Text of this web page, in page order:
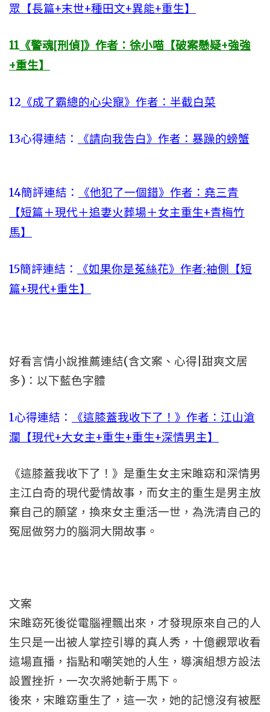
眾【長篇+末世+種田文+異能+重生】
11 《警魂[刑偵]》作者：徐小喵【破案懸疑+強強
+重生】
12 《成了霸總的心尖寵》作者：半截白菜
13心得連結： 《請向我告白》作者：暴躁的螃蟹
14簡評連結：
《他犯了一個錯》作者：堯三青
【短篇＋現代＋追妻火葬場＋女主重生+青梅竹
馬】
15簡評連結：
《如果你是菟絲花》作者:袖側【短
篇+現代+重生】
好看言情小說推薦連結(含文案、心得|甜爽文居
多)：以下藍色字體
1心得連結：
《這膝蓋我收下了！》作者：江山滄
瀾【現代+大女主+重生+重生+深情男主】
《這膝蓋我收下了！》是重生女主宋雎窈和深情男
主江白奇的現代愛情故事，而女主的重生是男主放
棄自己的願望，換來女主重活一世，為洗清自己的
冤屈做努力的腦洞大開故事。
文案
宋雎窈死後從電腦裡飄出來，才發現原來自己的人
生只是一出被人掌控引導的真人秀，十億觀眾收看
這場直播，指點和嘲笑她的人生，導演組想方設法
設置挫折，一次次將她斬于馬下。
後來，宋雎窈重生了，這一次，她的記憶沒有被壓